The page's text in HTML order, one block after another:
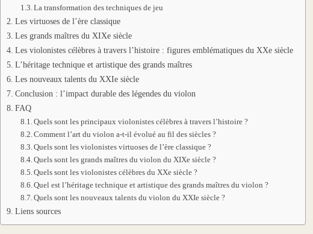
La transformation des techniques de jeu
Les virtuoses de l’ère classique
Les grands maîtres du XIXe siècle
Les violonistes célèbres à travers l’histoire : figures emblématiques du XXe siècle
L’héritage technique et artistique des grands maîtres
Les nouveaux talents du XXIe siècle
Conclusion : l’impact durable des légendes du violon
FAQ
Quels sont les principaux violonistes célèbres à travers l’histoire ?
Comment l’art du violon a-t-il évolué au fil des siècles ?
Quels sont les violonistes virtuoses de l’ère classique ?
Quels sont les grands maîtres du violon du XIXe siècle ?
Quels sont les violonistes célèbres du XXe siècle ?
Quel est l’héritage technique et artistique des grands maîtres du violon ?
Quels sont les nouveaux talents du violon du XXIe siècle ?
Liens sources